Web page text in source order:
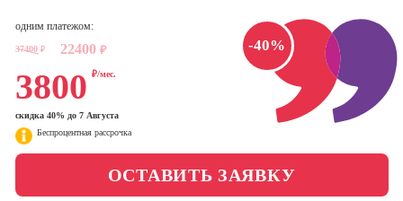
Школа бизнеса и
управления
Фотошкола
Менеджер по
маркетингу в
социальных
сетях (SMM-
менеджер)
Специалист по
таргетингу
-40%
одним платежом:
37400 ₽ 22400 ₽
3800 ₽/мес.
скидка 40% до 7 Августа
Беспроцентная рассрочка
ОСТАВИТЬ ЗАЯВКУ